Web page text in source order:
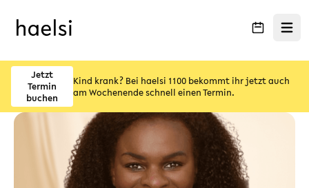
Menü
Jetzt
Termin
buchen
Kind krank? Bei haelsi 1100 bekommt ihr jetzt auch
am Wochenende schnell einen Termin.